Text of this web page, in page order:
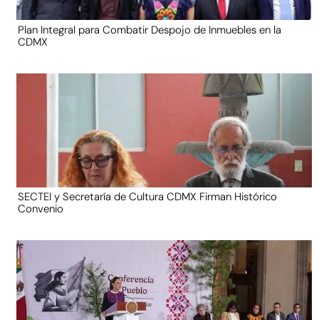
Plan Integral para Combatir Despojo de Inmuebles en la
CDMX
SECTEI y Secretaría de Cultura CDMX Firman Histórico
Convenio